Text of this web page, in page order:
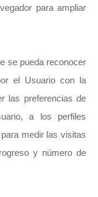
para ampliar
se pueda reconocer
el Usuario con la
las preferencias de
a los perfiles
medir las visitas
y número de